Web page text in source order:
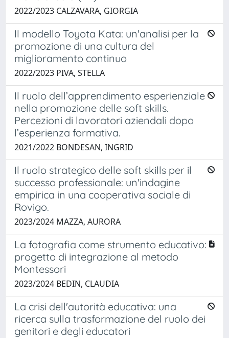
2022/2023 CALZAVARA, GIORGIA
Il modello Toyota Kata: un'analisi per la
promozione di una cultura del
miglioramento continuo
2022/2023 PIVA, STELLA
Il ruolo dell’apprendimento esperienziale
nella promozione delle soft skills.
Percezioni di lavoratori aziendali dopo
l’esperienza formativa.
2021/2022 BONDESAN, INGRID
Il ruolo strategico delle soft skills per il
successo professionale: un'indagine
empirica in una cooperativa sociale di
Rovigo.
2023/2024 MAZZA, AURORA
La fotografia come strumento educativo:
progetto di integrazione al metodo
Montessori
2023/2024 BEDIN, CLAUDIA
La crisi dell'autorità educativa: una
ricerca sulla trasformazione del ruolo dei
genitori e degli educatori